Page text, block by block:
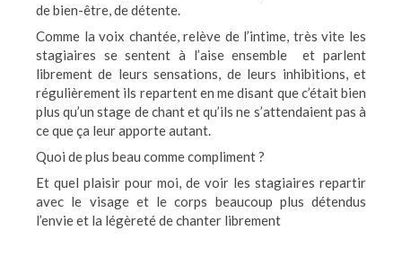
de bien-être, de détente.
Comme la voix chantée, relève de l’intime, très vite les
stagiaires se sentent à l’aise ensemble et parlent
librement de leurs sensations, de leurs inhibitions, et
régulièrement ils repartent en me disant que c’était bien
plus qu’un stage de chant et qu’ils ne s’attendaient pas à
ce que ça leur apporte autant.
Quoi de plus beau comme compliment ?
Et quel plaisir pour moi, de voir les stagiaires repartir
avec le visage et le corps beaucoup plus détendus
l’envie et la légèreté de chanter librement